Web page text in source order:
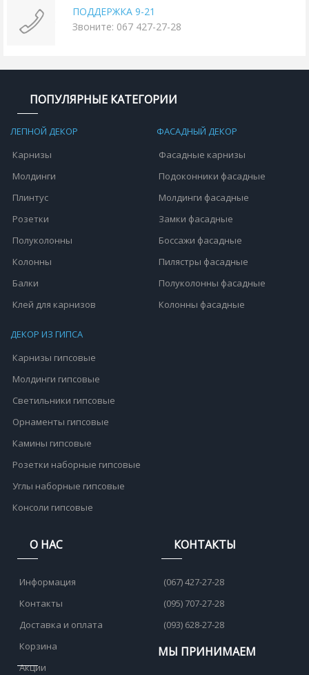
ПОДДЕРЖКА 9-21
Звоните: 067 427-27-28
ПОПУЛЯРНЫЕ КАТЕГОРИИ
ЛЕПНОЙ ДЕКОР
Карнизы
Молдинги
Плинтус
Розетки
Полуколонны
Колонны
Балки
Клей для карнизов
ФАСАДНЫЙ ДЕКОР
Фасадные карнизы
Подоконники фасадные
Молдинги фасадные
Замки фасадные
Боссажи фасадные
Пилястры фасадные
Полуколонны фасадные
Колонны фасадные
ДЕКОР ИЗ ГИПСА
Карнизы гипсовые
Молдинги гипсовые
Светильники гипсовые
Орнаменты гипсовые
Камины гипсовые
Розетки наборные гипсовые
Углы наборные гипсовые
Консоли гипсовые
О НАС
Информация
Контакты
Доставка и оплата
Корзина
Акции
КОНТАКТЫ
(067) 427-27-28
(095) 707-27-28
(093) 628-27-28
МЫ ПРИНИМАЕМ